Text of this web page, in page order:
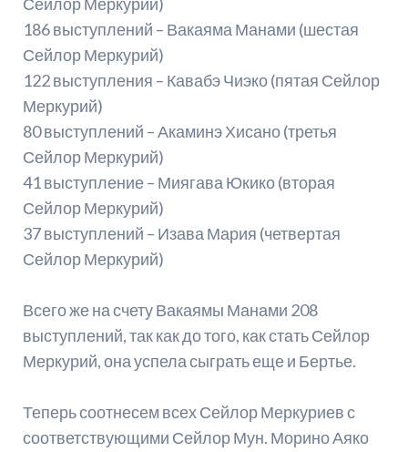
186 выступлений – Вакаяма Манами (шестая
Сейлор Меркурий)
122 выступления – Кавабэ Чиэко (пятая Сейлор
Меркурий)
80 выступлений – Акаминэ Хисано (третья
Сейлор Меркурий)
41 выступление – Миягава Юкико (вторая
Сейлор Меркурий)
37 выступлений – Изава Мария (четвертая
Сейлор Меркурий)
Всего же на счету Вакаямы Манами 208
выступлений, так как до того, как стать Сейлор
Меркурий, она успела сыграть еще и Бертье.
Теперь соотнесем всех Сейлор Меркуриев с
соответствующими Сейлор Мун. Морино Аяко